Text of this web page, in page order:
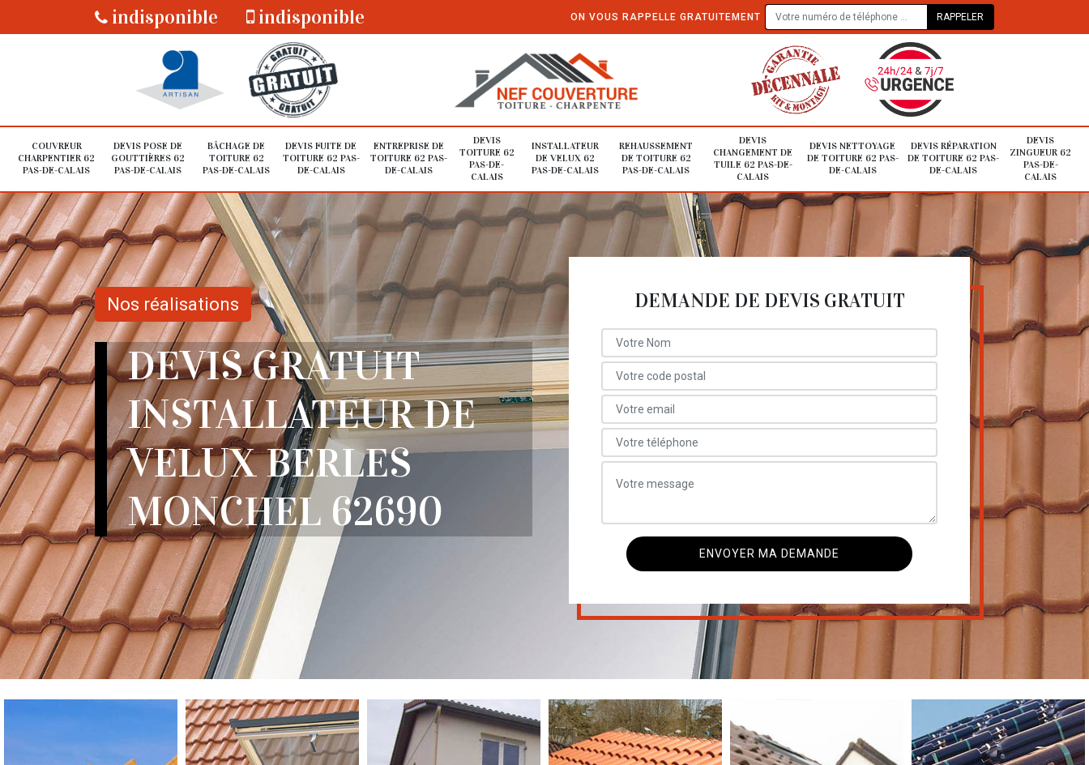
indisponible indisponible ON VOUS RAPPELLE GRATUITEMENT
COUVREUR
CHARPENTIER 62
PAS-DE-CALAIS
DEVIS POSE DE
GOUTTIÈRES 62
PAS-DE-CALAIS
BÂCHAGE DE
TOITURE 62
PAS-DE-CALAIS
DEVIS FUITE DE
TOITURE 62 PAS-
DE-CALAIS
ENTREPRISE DE
TOITURE 62 PAS-
DE-CALAIS
DEVIS
TOITURE 62
PAS-DE-
CALAIS
INSTALLATEUR
DE VELUX 62
PAS-DE-CALAIS
REHAUSSEMENT
DE TOITURE 62
PAS-DE-CALAIS
DEVIS
CHANGEMENT DE
TUILE 62 PAS-DE-
CALAIS
DEVIS NETTOYAGE
DE TOITURE 62 PAS-
DE-CALAIS
DEVIS RÉPARATION
DE TOITURE 62 PAS-
DE-CALAIS
DEVIS
ZINGUEUR 62
PAS-DE-
CALAIS
Nos réalisations
DEVIS GRATUIT
INSTALLATEUR DE
VELUX BERLES
MONCHEL 62690
DEMANDE DE DEVIS GRATUIT